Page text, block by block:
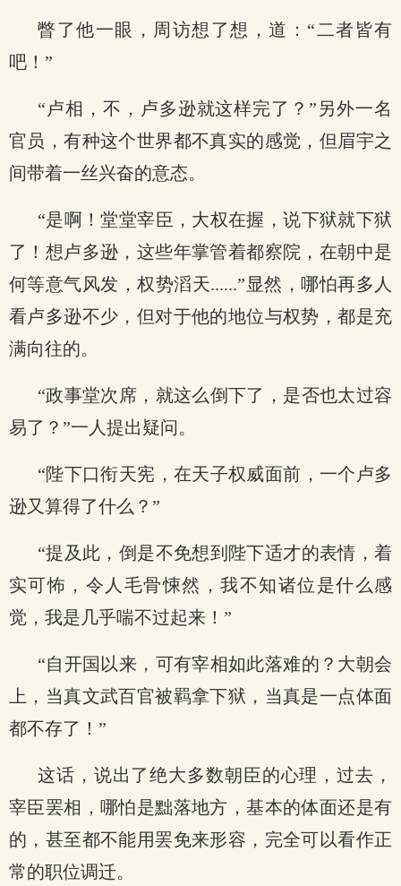
瞥了他一眼，周访想了想，道：“二者皆有
吧！”
“卢相，不，卢多逊就这样完了？”另外一名
官员，有种这个世界都不真实的感觉，但眉宇之
间带着一丝兴奋的意态。
“是啊！堂堂宰臣，大权在握，说下狱就下狱
了！想卢多逊，这些年掌管着都察院，在朝中是
何等意气风发，权势滔天......”显然，哪怕再多人
看卢多逊不少，但对于他的地位与权势，都是充
满向往的。
“政事堂次席，就这么倒下了，是否也太过容
易了？”一人提出疑问。
“陛下口衔天宪，在天子权威面前，一个卢多
逊又算得了什么？”
“提及此，倒是不免想到陛下适才的表情，着
实可怖，令人毛骨悚然，我不知诸位是什么感
觉，我是几乎喘不过起来！”
“自开国以来，可有宰相如此落难的？大朝会
上，当真文武百官被羁拿下狱，当真是一点体面
都不存了！”
这话，说出了绝大多数朝臣的心理，过去，
宰臣罢相，哪怕是黜落地方，基本的体面还是有
的，甚至都不能用罢免来形容，完全可以看作正
常的职位调迁。